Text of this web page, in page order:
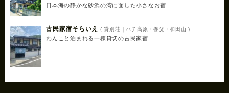
日本海の静かな砂浜の湾に面した小さなお宿
古民家宿そらいえ ( 貸別荘｜ハチ高原・養父・和田山 )
わんこと泊まれる一棟貸切の古民家宿